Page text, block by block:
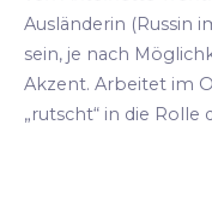
Ausländerin (Russin
sein, je nach
Akzent. Arbeitet im
„rutscht“ in die Rolle